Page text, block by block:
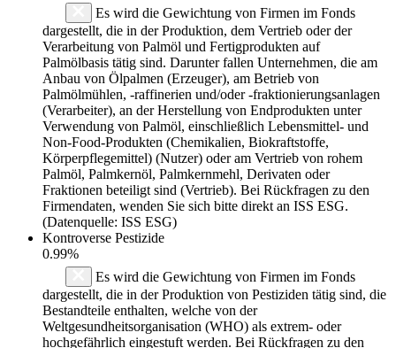
Es wird die Gewichtung von Firmen im Fonds
dargestellt, die in der Produktion, dem Vertrieb oder der
Verarbeitung von Palmöl und Fertigprodukten auf
Palmölbasis tätig sind. Darunter fallen Unternehmen, die am
Anbau von Ölpalmen (Erzeuger), am Betrieb von
Palmölmühlen, -raffinerien und/oder -fraktionierungsanlagen
(Verarbeiter), an der Herstellung von Endprodukten unter
Verwendung von Palmöl, einschließlich Lebensmittel- und
Non-Food-Produkten (Chemikalien, Biokraftstoffe,
Körperpflegemittel) (Nutzer) oder am Vertrieb von rohem
Palmöl, Palmkernöl, Palmkernmehl, Derivaten oder
Fraktionen beteiligt sind (Vertrieb). Bei Rückfragen zu den
Firmendaten, wenden Sie sich bitte direkt an ISS ESG.
(Datenquelle: ISS ESG)
Kontroverse Pestizide
0.99%
Es wird die Gewichtung von Firmen im Fonds
dargestellt, die in der Produktion von Pestiziden tätig sind, die
Bestandteile enthalten, welche von der
Weltgesundheitsorganisation (WHO) als extrem- oder
hochgefährlich eingestuft werden. Bei Rückfragen zu den